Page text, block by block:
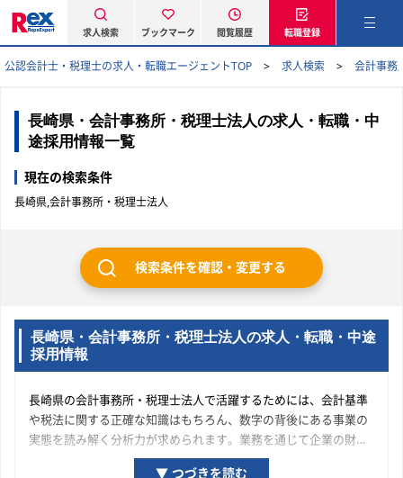
求人検索 ブックマーク 閲覧履歴 転職登録
公認会計士・税理士の求人・転職エージェントTOP 求人検索 会計事務
長崎県・会計事務所・税理士法人の求人・転職・中
途採用情報一覧
現在の検索条件
長崎県,会計事務所・税理士法人
検索条件を確認・変更する
長崎県・会計事務所・税理士法人の求人・転職・中途
採用情報
長崎県の会計事務所・税理士法人で活躍するためには、会計基準
や税法に関する正確な知識はもちろん、数字の背後にある事業の
実態を読み解く分析力が求められます。業務を通じて企業の財務
的な透明性を確保し、経営陣の的確な意思決定を支援すること
▼ つづきを読む